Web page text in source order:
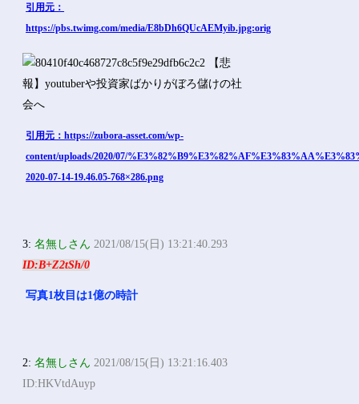
引用元：
https://pbs.twimg.com/media/E8bDh6QUcAEMyib.jpg:orig
引用元：https://zubora-asset.com/wp-
content/uploads/2020/07/
2020-07-14-19.46.05-768×286.png
3:名無しさん 2021/08/15(日) 13:21:40.293
ID:B+Z2tSh/0
写真1枚目は1億の時計
2:名無しさん 2021/08/15(日) 13:21:16.403
ID:HKVtdAuyp